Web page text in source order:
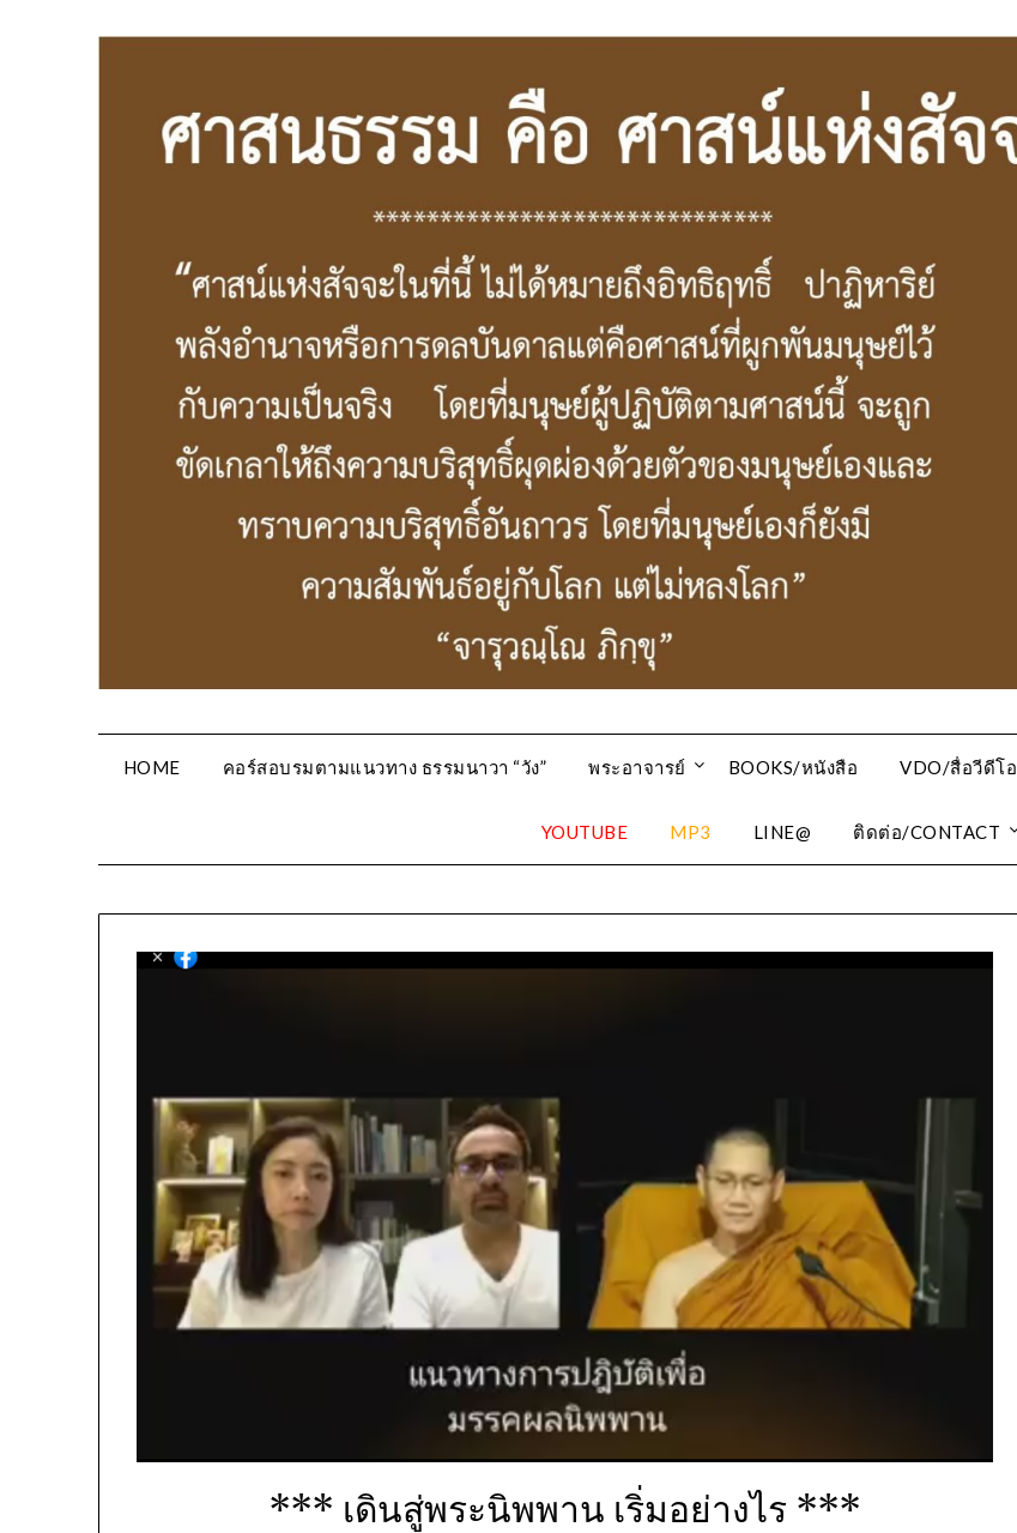
HOME คอร์สอบรมตามแนวทาง ธรรมนาวา “วัง” พระอาจารย์ BOOKS/หนังสือ VDO/สื่อวีดีโอ
YOUTUBE MP3 LINE@ ติดต่อ/CONTACT
*** เดินสู่พระนิพพาน เริ่มอย่างไร ***